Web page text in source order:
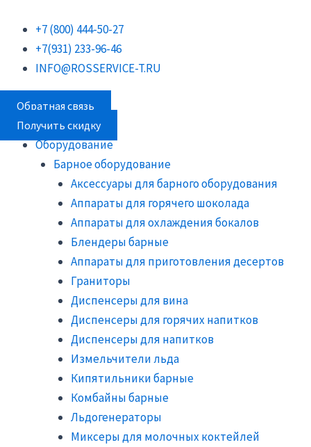
содержимому
+7 (800) 444-50-27
+7(931) 233-96-46
INFO@ROSSERVICE-T.RU
Обратная связь
Получить скидку
Оборудование
Барное оборудование
Аксессуары для барного оборудования
Аппараты для горячего шоколада
Аппараты для охлаждения бокалов
Блендеры барные
Аппараты для приготовления десертов
Граниторы
Диспенсеры для вина
Диспенсеры для горячих напитков
Диспенсеры для напитков
Измельчители льда
Кипятильники барные
Комбайны барные
Льдогенераторы
Миксеры для молочных коктейлей
товаров
товаров
товаров